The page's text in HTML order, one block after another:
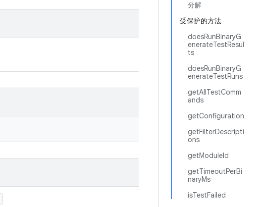
分解
受保护的方法
doesRunBinaryG
enerateTestResul
ts
doesRunBinaryG
enerateTestRuns
getAllTestComm
ands
getConfiguration
getFilterDescripti
ons
getModuleId
getTimeoutPerBi
naryMs
isTestFailed